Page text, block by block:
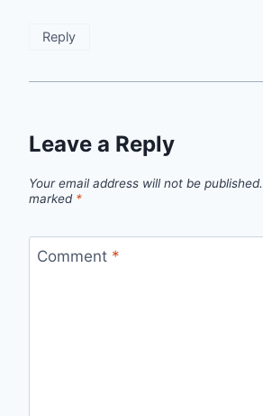
Reply
Leave a Reply
Your email address will not be published.
marked *
Comment *